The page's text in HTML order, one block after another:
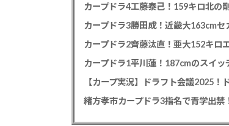
カープドラ4工藤泰己！159キロ北の
カープドラ3勝田成！近畿大163cm
カープドラ2齊藤汰直！亜大152キロ
【カープ実況】ドラフト会議2025！
緒方孝市カープドラ3指名で青学出